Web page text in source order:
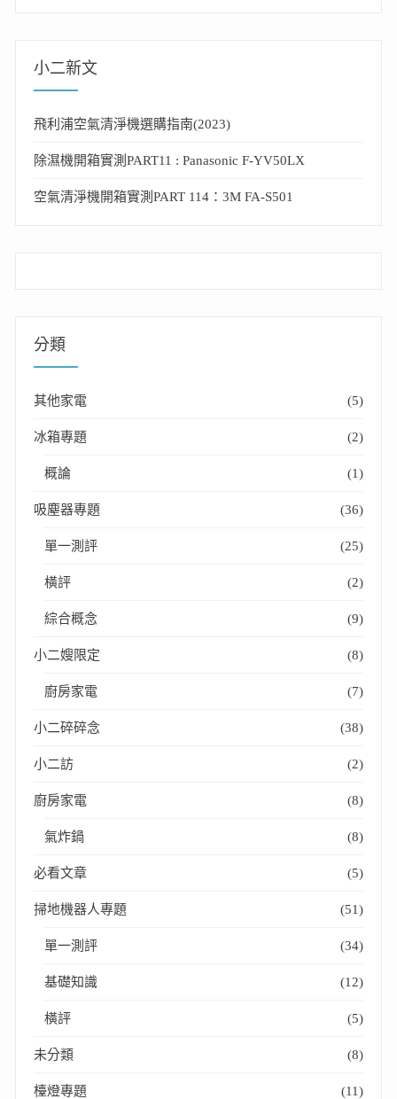
小二新文
飛利浦空氣清淨機選購指南(2023)
除濕機開箱實測PART11 : Panasonic F-YV50LX
空氣清淨機開箱實測PART 114：3M FA-S501
分類
其他家電 (5)
冰箱專題 (2)
概論 (1)
吸塵器專題 (36)
單一測評 (25)
橫評 (2)
綜合概念 (9)
小二嫂限定 (8)
廚房家電 (7)
小二碎碎念 (38)
小二訪 (2)
廚房家電 (8)
氣炸鍋 (8)
必看文章 (5)
掃地機器人專題 (51)
單一測評 (34)
基礎知識 (12)
橫評 (5)
未分類 (8)
檯燈專題 (11)